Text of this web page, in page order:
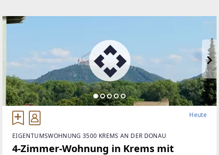
Heute
EIGENTUMSWOHNUNG 3500 KREMS AN DER DONAU
4-Zimmer-Wohnung in Krems mit